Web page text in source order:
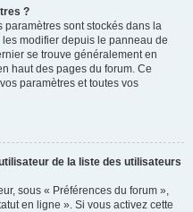
?
paramètres sont stockés dans la
modifier depuis le panneau de
se trouve généralement en
haut des pages du forum. Ce
paramètres et toutes vos
de la liste des utilisateurs
sous « Préférences du forum »,
en ligne ». Si vous activez cette